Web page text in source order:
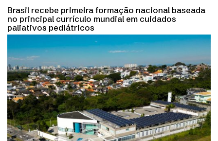
Brasil recebe primeira formação nacional baseada
no principal currículo mundial em cuidados
paliativos pediátricos